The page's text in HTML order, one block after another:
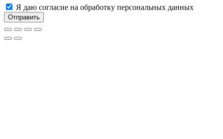
Я даю согласие на обработку персональных данных
Отправить